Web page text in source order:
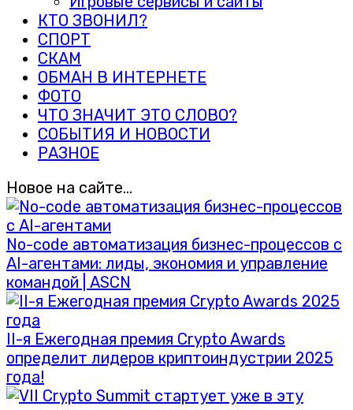
КТО ЗВОНИЛ?
СПОРТ
СКАМ
ОБМАН В ИНТЕРНЕТЕ
ФОТО
ЧТО ЗНАЧИТ ЭТО СЛОВО?
СОБЫТИЯ И НОВОСТИ
РАЗНОЕ
Новое на сайте…
No-code автоматизация бизнес-процессов с
AI-агентами: лиды, экономия и управление
командой | ASCN
II-я Ежегодная премия Crypto Awards
определит лидеров криптоиндустрии 2025
года!